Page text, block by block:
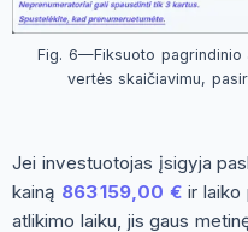
Fig. 6—Fiksuoto pagrindinio
vertės skaičiavimu,
Jei investuotojas įsigyja
kainą 863 159,00 € ir laiko
atlikimo laiku, jis gaus